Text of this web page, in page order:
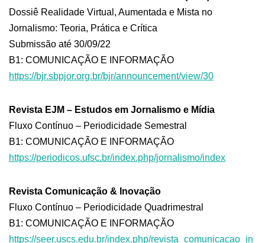
Dossiê Realidade Virtual, Aumentada e Mista no
Jornalismo: Teoria, Prática e Crítica
Submissão até 30/09/22
B1: COMUNICAÇÃO E INFORMAÇÃO
https://bjr.sbpjor.org.br/bjr/announcement/view/30
Revista EJM – Estudos em Jornalismo e Mídia
Fluxo Contínuo – Periodicidade Semestral
B1: COMUNICAÇÃO E INFORMAÇÃO
https://periodicos.ufsc.br/index.php/jornalismo/index
Revista Comunicação & Inovação
Fluxo Contínuo – Periodicidade Quadrimestral
B1: COMUNICAÇÃO E INFORMAÇÃO
https://seer.uscs.edu.br/index.php/revista_comunicacao_in